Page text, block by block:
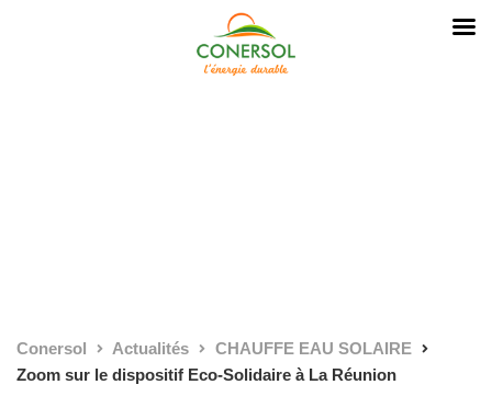
Conersol Actualités
CHAUFFE EAU SOLAIRE
Zoom sur le dispositif Eco-Solidaire à La Réunion